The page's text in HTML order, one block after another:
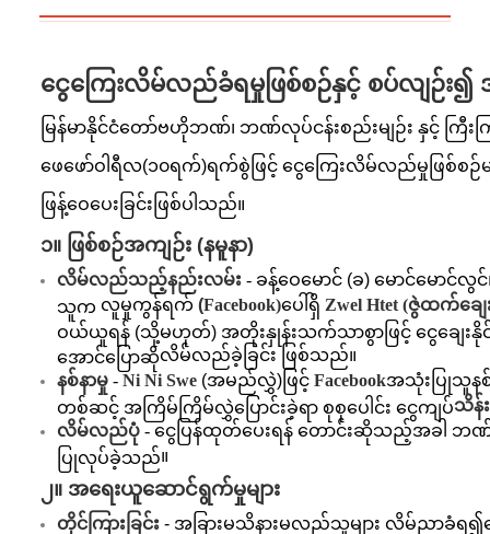
ငွေကြေးလိမ်လည်ခံရမှုဖြစ်စဉ်နှင့် စပ်လျဉ်း၍
မြန်မာနိုင်ငံတော်ဗဟိုဘဏ်၊ ဘဏ်လုပ်ငန်းစည်းမျဉ်း နှင့် ကြီးက
ဖေဖော်ဝါရီလ(၁၀ရက်)ရက်စွဲဖြင့် ငွေကြေးလိမ်လည်မှုဖြစ်စ
ဖြန့်ဝေပေးခြင်းဖြစ်ပါသည်။
၁။ ဖြစ်စဉ်အကျဉ်း (နမူနာ)
လိမ်လည်သည့်နည်းလမ်း - ခန့်ဝေမောင် (ခ) မောင်မောင်
သူကလူမှုကွန်ရက်(Facebook)ပေါ်ရှိ Zwel Htet (ဇွဲထက်ချ
ဝယ်ယူရန် (သို့မဟုတ်) အတိုးနှုန်းသက်သာစွာဖြင့် ငွေချေးနိုင်က
အောင်ပြောဆိုလိမ်လည်ခဲ့ခြင်း ဖြစ်သည်။
နစ်နာမှု -Ni Ni Swe (အမည်လွှဲ)ဖြင့်Facebookအသုံးပြုသူန
တစ်ဆင့် အကြိမ်ကြိမ်လွှဲပြောင်းခဲ့ရာ စုစုပေါင်း ငွေကျပ်သိန်
လိမ်လည်ပုံ -ငွေပြန်ထုတ်ပေးရန် တောင်းဆိုသည့်အခါ ဘဏ်
ပြုလုပ်ခဲ့သည်။
၂။ အရေးယူဆောင်ရွက်မှုများ
တိုင်ကြားခြင်း - အခြားမသိနားမလည်သူများ လိမ်ညာခံရ၍